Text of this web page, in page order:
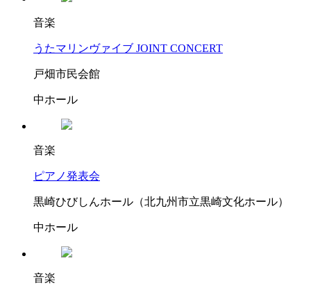
音楽
うたマリンヴァイブ JOINT CONCERT
戸畑市民会館
中ホール
音楽
ピアノ発表会
黒崎ひびしんホール（北九州市立黒崎文化ホール）
中ホール
音楽